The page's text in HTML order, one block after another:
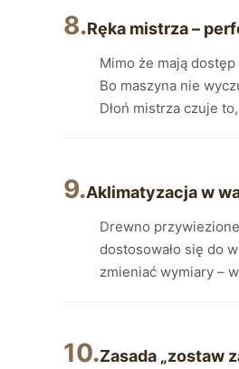
8.Ręka mistrza –
Mimo że mają
Bo maszyna nie
Dłoń mistrza czuje
9.Aklimatyzacja w
Drewno
dostosowało się do
zmieniać wymiary –
10.Zasada „zostaw